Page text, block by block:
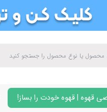
قهوه | قهوه خودت را بساز!